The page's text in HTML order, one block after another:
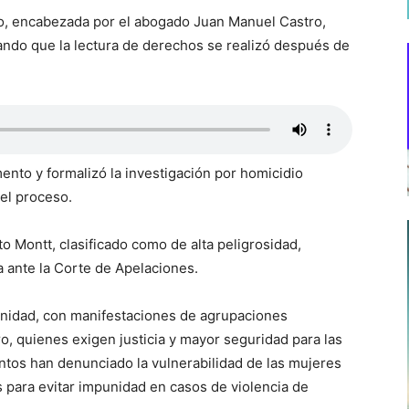
encabezada por el abogado Juan Manuel Castro,
que la lectura de derechos se realizó después de
y formalizó la investigación por homicidio
proceso.
Montt, clasificado como de alta peligrosidad,
ante la Corte de Apelaciones.
con manifestaciones de agrupaciones
quienes exigen justicia y mayor seguridad para las
han denunciado la vulnerabilidad de las mujeres
evitar impunidad en casos de violencia de